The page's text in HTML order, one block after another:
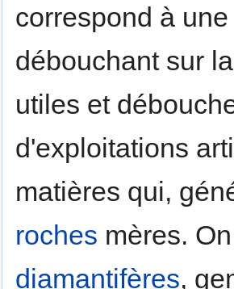
correspond à
débouchant sur
utiles et
d'exploitations
matières qui,
roches mères.
diamantifères,